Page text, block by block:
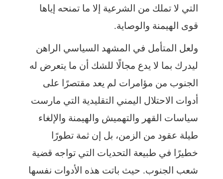
التي لا تملك من الشرعية إلا ما تمنحه إياها
قوى الهيمنة والوصاية.
ولعل المتأمل في المشهد السياسي الراهن
ليدرك بما لا يدع مجالًا للشك أن ما يتعرض له
الجنوب من مؤامرات لم يعد مقتصرًا على
أدوات الاحتلال اليمني التقليدية التي مارست
سياسات القهر والتهميش والهيمنة والإلغاء
طيلة عقود من الزمن، بل إن ثمة تطورًا
خطيرًا في طبيعة التحديات التي تواجه قضية
شعب الجنوب. حيث باتت هذه الأدوات نفسها